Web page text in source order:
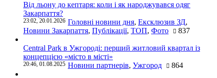
Від льону до кептаря: коли і як народжувався одяг
Закарпаття?
23:02, 20.01.2026 Головні новини дня, Ексклюзив ЗД,
Новини Закарпаття, Публікації, ТОП, Фото 837
Central Park в Ужгороді: перший житловий квартал із
концепцією «місто в місті»
20:46, 01.08.2025 Новини партнерів, Ужгород 864